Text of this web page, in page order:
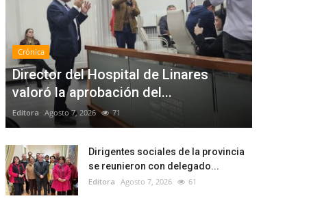
Crónica
Director del Hospital de Linares
valoró la aprobación del...
Editora Agosto 7, 2026 71
Dirigentes sociales de la provincia
se reunieron con delegado...
Editora Agosto 7, 2026 61